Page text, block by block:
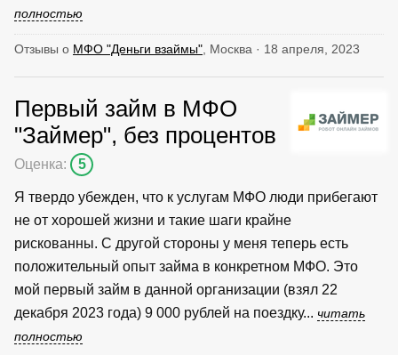
полностью
Отзывы о МФО "Деньги взаймы" , Москва · 18 апреля, 2023
Первый займ в МФО
"Займер", без процентов
Оценка: 5
Я твердо убежден, что к услугам МФО люди прибегают
не от хорошей жизни и такие шаги крайне
рискованны. С другой стороны у меня теперь есть
положительный опыт займа в конкретном МФО. Это
мой первый займ в данной организации (взял 22
декабря 2023 года) 9 000 рублей на поездку... читать
полностью